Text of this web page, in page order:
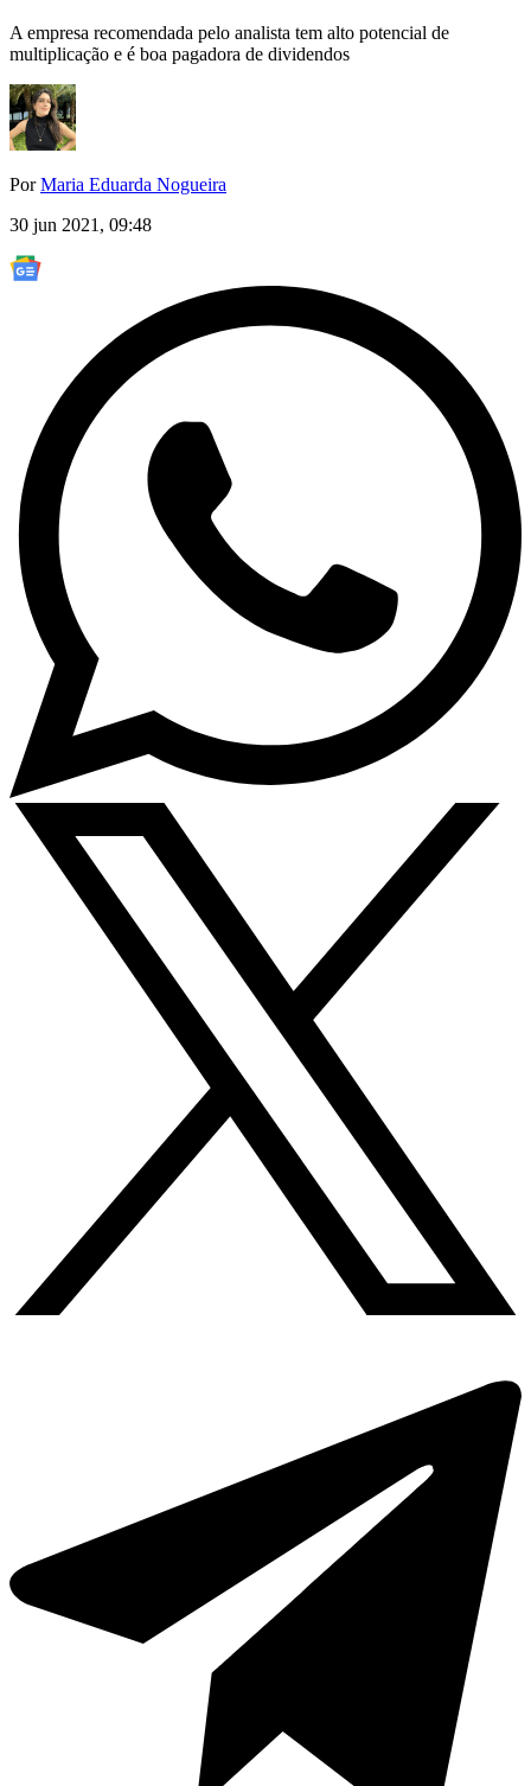
A empresa recomendada pelo analista tem alto potencial de
multiplicação e é boa pagadora de dividendos
PorMaria Eduarda Nogueira
30 jun 2021, 09:48